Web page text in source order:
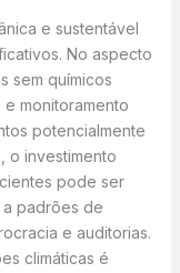
e sustentável
No aspecto
sem químicos
monitoramento
potencialmente
o investimento
pode ser
padrões de
e auditorias.
climáticas é